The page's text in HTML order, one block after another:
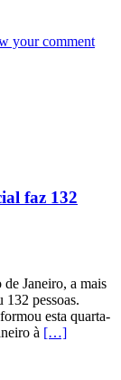
your comment
faz 132
Janeiro, a mais
pessoas.
esta quarta-
à […]